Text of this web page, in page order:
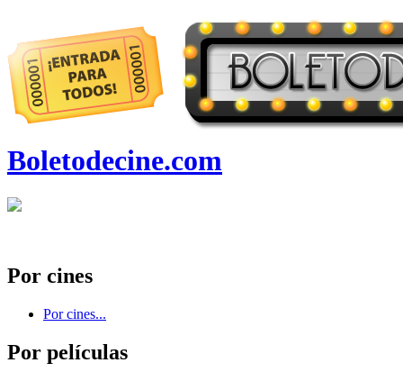
Boletodecine.com
Por cines
Por cines...
Por películas